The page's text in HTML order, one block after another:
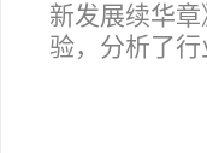
新发展续华
验，分析了